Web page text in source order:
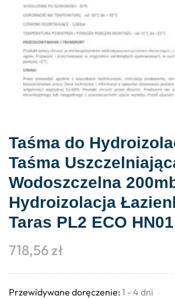
Taśma do
Taśma
Wodoszczelna
Hydroizolacja
Taras PL2 ECO
718,56zł
Przewidywane doręczenie: 1 - 4 dni